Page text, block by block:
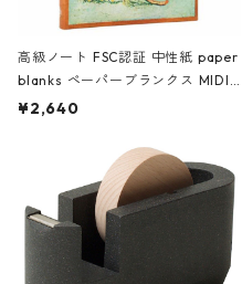
高級ノート FSC認証 中性紙 paper
blanks ペーパーブランクス MIDI
ハードカバー 罫線 ヴァン・ゴッホ
¥2,640